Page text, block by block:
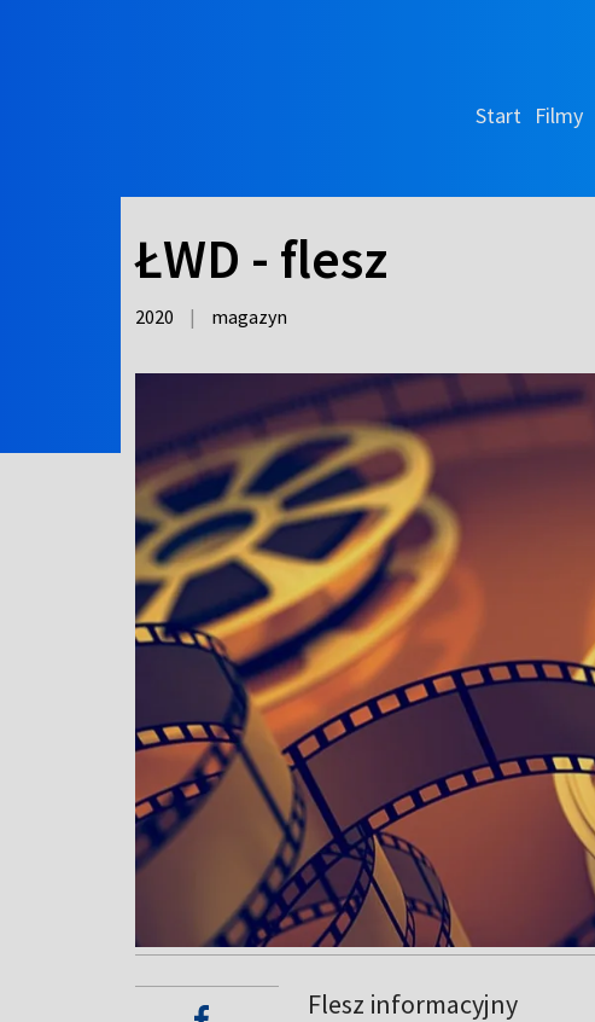
Start Filmy
ŁWD - flesz
2020 | magazyn
Flesz informacyjny